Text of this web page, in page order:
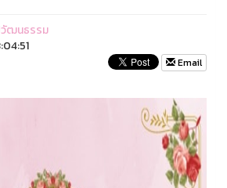
ฒนธรรม
Email